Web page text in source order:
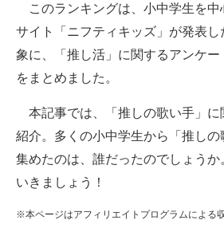
AI活用のいまが分かる
マーケ×ITの今がよく分かる
このランキングは、小中学生を中
サイト「ニフティキッズ」が発表
象に、「推し活」に関するアンケ
をまとめました。
本記事では、「推しの歌い手」に
紹介。多くの小中学生から「推し
集めたのは、誰だったのでしょうか
いきましょう！
※本ページはアフィリエイトプログラムによる